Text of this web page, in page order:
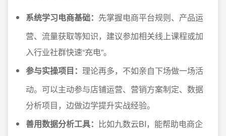
系统学习电商基础： 先掌握电商平台规则、产品运
营、流量获取等知识，建议参加相关线上课程或加
入行业社群快速“充电”。
参与实操项目： 理论再多，不如亲自下场做一场活
动。可以主动参与店铺运营、营销方案制定、数据
分析项目，边做边学提升实战经验。
善用数据分析工具： 比如九数云BI，能帮助电商企